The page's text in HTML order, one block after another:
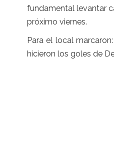
fundamental levantar
próximo viernes.
Para el local
hicieron los goles de